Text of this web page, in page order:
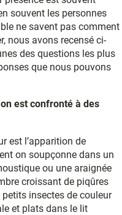
souvent les personnes
ne savent pas comment
nous avons recensé ci-
des questions les plus
que nous pouvons
est confronté à des
est l’apparition de
on soupçonne dans un
ou une araignée
croissant de piqûres
insectes de couleur
et plats dans le lit